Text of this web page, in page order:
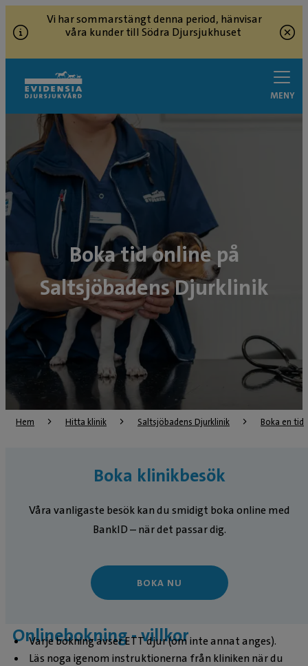
Vi har sommarstängt denna period, hänvisar
våra kunder till Södra Djursjukhuset
MENY
Boka tid online på
Saltsjöbadens Djurklinik
Hem Hitta klinik Saltsjöbadens Djurklinik Boka en tid
Boka klinikbesök
Våra vanligaste besök kan du smidigt boka online med
BankID – när det passar dig.
BOKA NU
Onlinebokning - villkor
Varje bokning avser ETT djur (om inte annat anges).
Läs noga igenom instruktionerna från kliniken när du